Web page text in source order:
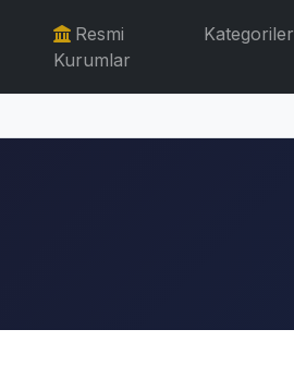
Resmi
Kurumlar
Kategoriler